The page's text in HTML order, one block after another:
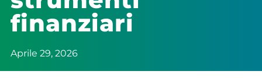
finanziari
Aprile 29, 2026